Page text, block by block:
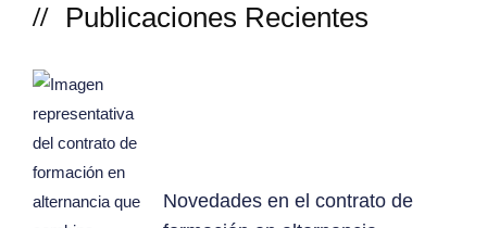
Publicaciones Recientes
Novedades en el contrato de